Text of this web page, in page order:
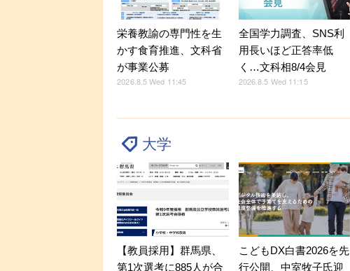
栄養教諭の専門性を生
かす食育推進、文科省
が事業公募
2026.8.5 Wed 11:45
全国学力調査、SNS利
用長いほど正答率低
く…文科相8/4会見
2026.8.5 Wed 11:15
大学
【教員採用】群馬県、
第1次選考に885人が合
こどもDX白書2026を先
行公開、中室牧子氏迎